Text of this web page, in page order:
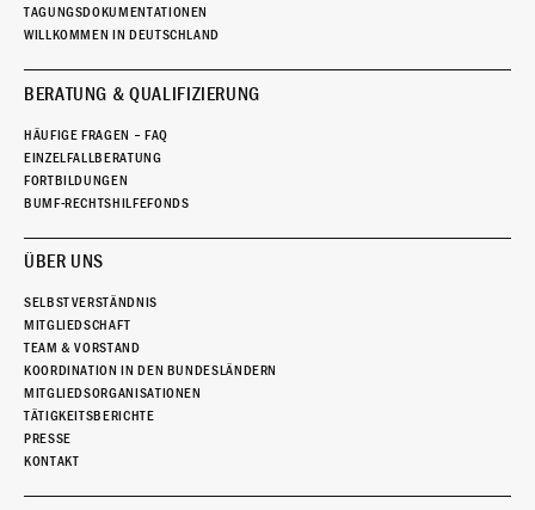
TAGUNGSDOKUMENTATIONEN
WILLKOMMEN IN DEUTSCHLAND
BERATUNG & QUALIFIZIERUNG
HÄUFIGE FRAGEN – FAQ
EINZELFALLBERATUNG
FORTBILDUNGEN
BUMF-RECHTSHILFEFONDS
ÜBER UNS
SELBSTVERSTÄNDNIS
MITGLIEDSCHAFT
TEAM & VORSTAND
KOORDINATION IN DEN BUNDESLÄNDERN
MITGLIEDSORGANISATIONEN
TÄTIGKEITSBERICHTE
PRESSE
KONTAKT